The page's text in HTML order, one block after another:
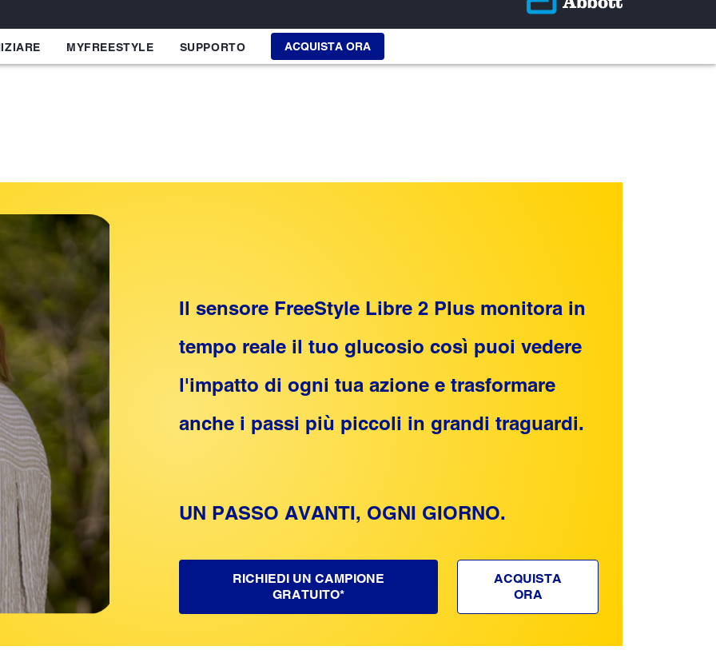
MYFREESTYLE SUPPORTO ACQUISTA ORA
Il sensore FreeStyle Libre 2 Plus monitora in
tempo reale il tuo glucosio così puoi vedere
l'impatto di ogni tua azione e trasformare
anche i passi più piccoli in grandi traguardi.
UN PASSO AVANTI, OGNI GIORNO.
RICHIEDI UN CAMPIONE
GRATUITO*
ACQUISTA
ORA